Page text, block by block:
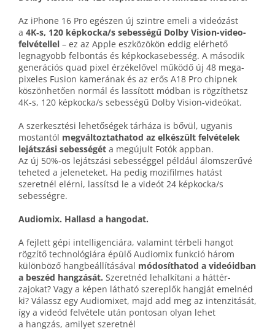
Az iPhone 16 Pro egészen új szintre emeli a videózást
a 4K‑s, 120 képkocka/s sebességű Dolby Vision-video­
felvétellel – ez az Apple eszközökön eddig elérhető
legnagyobb felbontás és képkocka­sebesség. A második
generációs quad pixel érzékelővel működő új 48 mega­
pixeles Fusion kamerának és az erős A18 Pro chipnek
köszönhetően normál és lassított módban is rögzíthetsz
4K‑s, 120 képkocka/s sebességű Dolby Vision-videókat.
A szerkesztési lehetőségek tárháza is bővül, ugyanis
mostantól megváltoztat­hatod az elkészült felvételek
lejátszási sebességét a megújult Fotók appban.
Az új 50%‑os lejátszási sebességgel például álom­szerűvé
teheted a jeleneteket. Ha pedig mozi­filmes hatást
szeretnél elérni, lassítsd le a videót 24 képkocka/s
sebességre.
Audiomix. Hallasd a hangodat.
A fejlett gépi intelligenciára, valamint térbeli hangot
rögzítő technológiára épülő Audiomix funkció három
különböző hang­beállításával módosíthatod a videóid­ban
a beszéd hangzását. Szeretnéd lehalkítani a háttér­
zajokat? Vagy a képen látható szereplők hangját emelnéd
ki? Válassz egy Audiomixet, majd add meg az intenzitását,
így a videód felvétele után pontosan olyan lehet
a hangzás, amilyet szeretnél